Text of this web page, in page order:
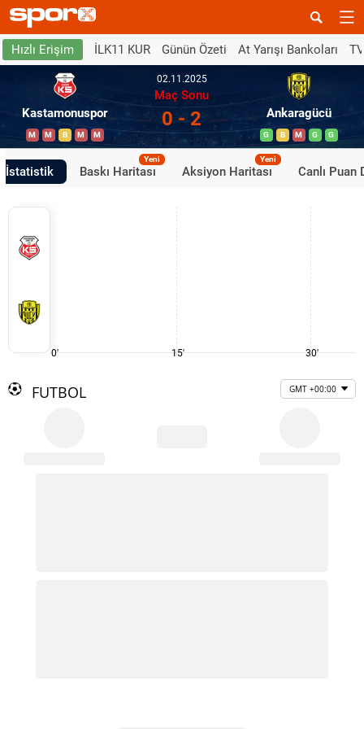
Hızlı Erişim İLK11 KUR Günün Özeti At Yarışı Bankoları
Kastamonuspor
M M B M M
02.11.2025
Maç Sonu
0 - 2 Ankaragücü
G B M G G
İstatistik Baskı Haritası
Yeni
Aksiyon Haritası
Yeni
Canlı Puan
0' 15' 30'
FUTBOL GMT +00:00